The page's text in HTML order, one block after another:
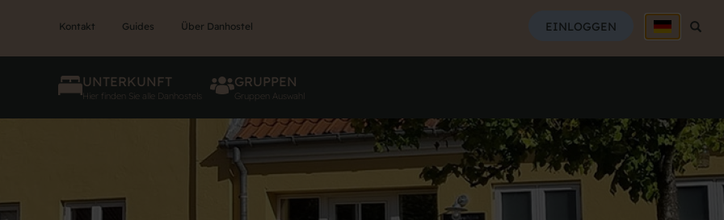
Suche
EINLOGGEN
Kontakt Guides Über Danhostel
UNTERKUNFT
Hier finden Sie alle Danhostels
GRUPPEN
Gruppen Auswahl